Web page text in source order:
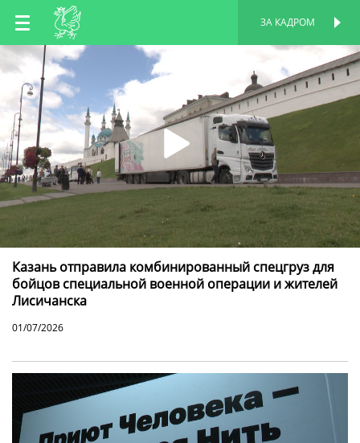
RU
TT
ЗА КАДРОМ
Казань отправила комбинированный спецгруз для
бойцов специальной военной операции и жителей
Лисичанска
01/07/2026
ПЕРСОНАЛЬНАЯ
СТРАНИЦА